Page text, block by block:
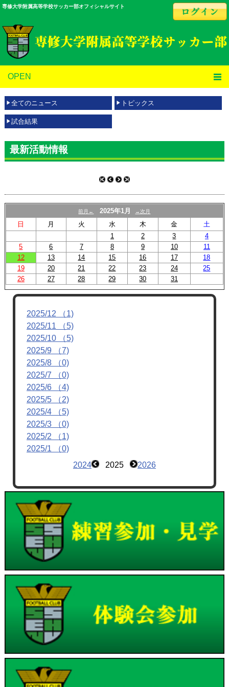
専修大学附属高等学校サッカー部オフィシャルサイト
OPEN
全てのニュース トピックス
試合結果
最新活動情報
前月← 2025年1月 →次月
日 月 火 水 木 金
土
1
2 3
4
5
6 7 8 9 10
11
12
13 14 15 16 17
18
19
20 21 22 23 24
25
26
27 28 29 30 31
2025/12 （1)
2025/11 （5)
2025/10 （5)
2025/9 （7)
2025/8 （0)
2025/7 （0)
2025/6 （4)
2025/5 （2)
2025/4 （5)
2025/3 （0)
2025/2 （1)
2025/1 （0)
2024
2025 2026